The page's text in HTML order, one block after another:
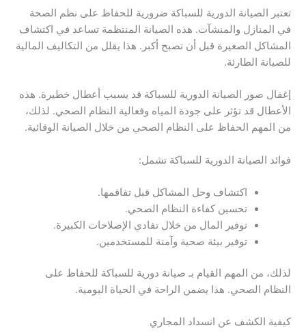
تعتبر الصيانة الدورية للسباكة ضرورية للحفاظ على نظم الصحة
في المنازل والمنشآت. هذه الصيانة المنتظمة تساعد في اكتشاف
المشاكل الصغيرة قبل أن تصبح أكبر. هذا يقلل من التكاليف المالية
للصيانة الطارئة.
إغفال صور الصيانة الدورية للسباكة قد يسبب أعطال خطيرة. هذه
الأعطال قد تؤثر على جودة المياه وفعالية النظام الصحي. لذلك،
من المهم الحفاظ على النظام الصحي من خلال الصيانة الوقائية.
فوائد الصيانة الدورية للسباكة تشمل:
اكتشاف وحل المشاكل قبل تفاقمها.
تحسين كفاءة النظام الصحي.
توفير المال من خلال تفادي الإصلاحات الكبيرة.
توفير بيئة صحية وآمنة للمستخدمين.
لذلك، من المهم القيام بـ صيانة دورية للسباكة للحفاظ على
النظام الصحي. هذا يضمن الراحة في الحياة اليومية.
كيفية الكشف عن انسداد المجاري